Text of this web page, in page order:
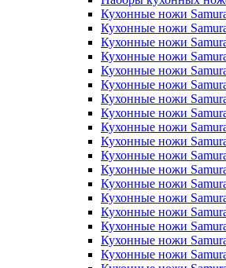
Кухонные ножи
Кухонные ножи
Кухонные ножи
Кухонные ножи
Кухонные ножи
Кухонные ножи
Кухонные ножи
Кухонные ножи
Кухонные ножи
Кухонные ножи
Кухонные ножи
Кухонные ножи
Кухонные ножи
Кухонные ножи
Кухонные ножи
Кухонные ножи
Кухонные ножи
Кухонные ножи